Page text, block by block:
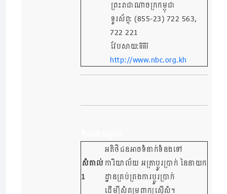
ព្រះរាជាណាចក្រកម្ពុជា
ទូរស័ព្ទ: (855-23) 722 563,
722 221
វែបសាយ:
http://www.nbc.org.kh
សំគាល់
1
អតិថិជនអាចទំនាក់ទំនងទៅ
ការិយាល័យ អត្រាប្តូរប្រាក់ នៃនាយក
ដ្ឋានគ្រប់គ្រងការប្តូរប្រាក់​
ដើម្បីសុំគម្រូពាក្យស្នើសុំ។​